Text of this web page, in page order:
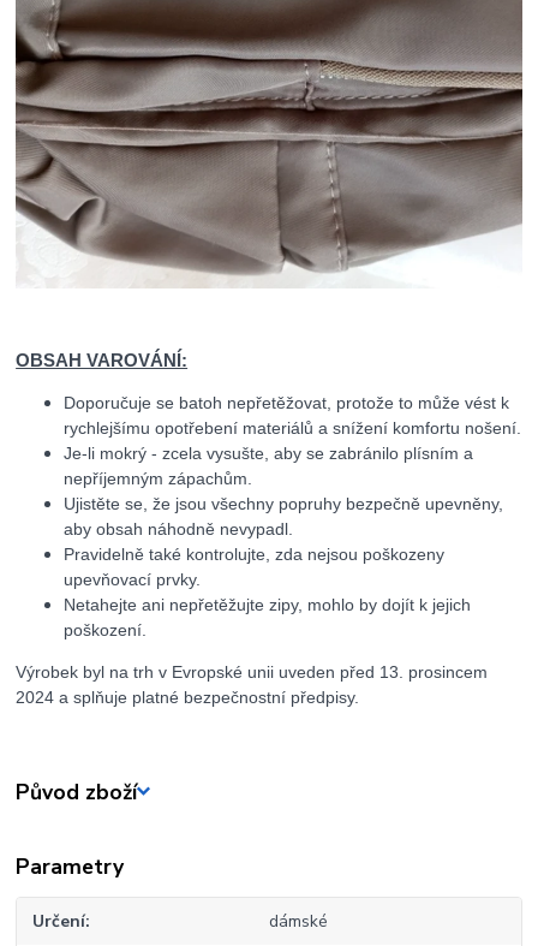
OBSAH VAROVÁNÍ:
Doporučuje se batoh nepřetěžovat, protože to může vést k
rychlejšímu opotřebení materiálů a snížení komfortu nošení.
Je-li mokrý - zcela vysušte, aby se zabránilo plísním a
nepříjemným zápachům.
Ujistěte se, že jsou všechny popruhy bezpečně upevněny,
aby obsah náhodně nevypadl.
Pravidelně také kontrolujte, zda nejsou poškozeny
upevňovací prvky.
Netahejte ani nepřetěžujte zipy, mohlo by dojít k jejich
poškození.
Výrobek byl na trh v Evropské unii uveden před 13. prosincem
2024 a splňuje platné bezpečnostní předpisy.
Původ zboží
Parametry
Určení dámské